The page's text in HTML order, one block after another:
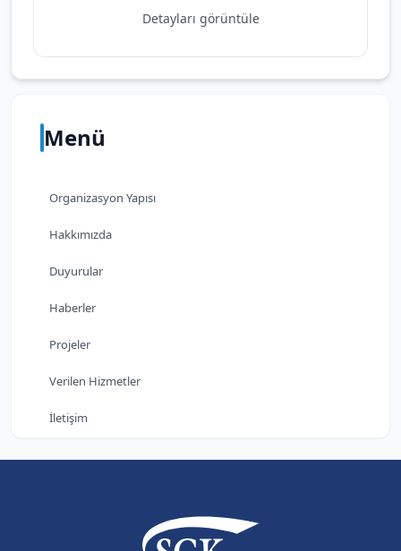
Menü
Organizasyon Yapısı
Hakkımızda
Duyurular
Haberler
Projeler
Verilen Hizmetler
İletişim
Detayları görüntüle